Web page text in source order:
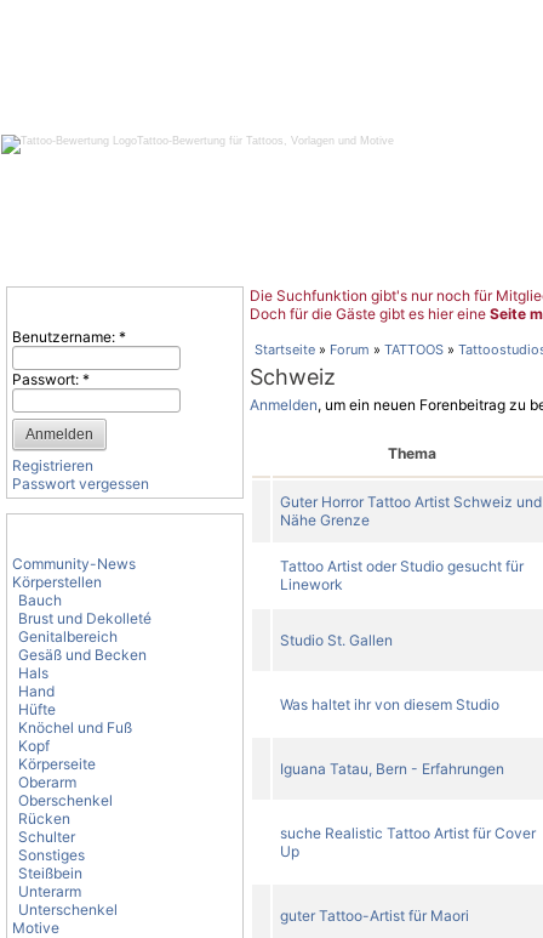
Tattoo-Bewertung für Tattoos, Vorlagen und Motive
Benutzername: *
Passwort: *
Registrieren
Passwort vergessen
Community-News
Körperstellen
Bauch
Brust und Dekolleté
Genitalbereich
Gesäß und Becken
Hals
Hand
Hüfte
Knöchel und Fuß
Kopf
Körperseite
Oberarm
Oberschenkel
Rücken
Schulter
Sonstiges
Steißbein
Unterarm
Unterschenkel
Motive
Die Suchfunktion gibt's nur noch für
Doch für die Gäste gibt es hier eine Seite
Startseite » Forum » TATTOOS »
Schweiz
Anmelden, um ein neuen Forenbeitrag zu
Thema
Guter Horror Tattoo Artist Schweiz und
Nähe Grenze
Tattoo Artist oder Studio gesucht für
Linework
Studio St. Gallen
Was haltet ihr von diesem Studio
Iguana Tatau, Bern - Erfahrungen
suche Realistic Tattoo Artist für Cover
Up
guter Tattoo-Artist für Maori